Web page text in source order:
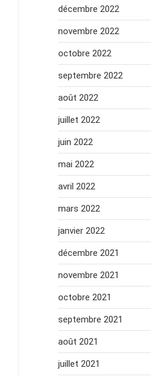
décembre 2022
novembre 2022
octobre 2022
septembre 2022
août 2022
juillet 2022
juin 2022
mai 2022
avril 2022
mars 2022
janvier 2022
décembre 2021
novembre 2021
octobre 2021
septembre 2021
août 2021
juillet 2021